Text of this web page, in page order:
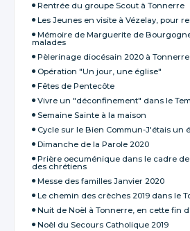
Rentrée du groupe Scout à Tonnerre
Les Jeunes en visite à Vézelay, pour
Mémoire de Marguerite de
malades
Pèlerinage diocésain 2020 à Tonnerre
Opération "Un jour, une église"
Fêtes de Pentecôte
Vivre un "déconfinement" dans le
Semaine Sainte à la maison
Cycle sur le Bien Commun-J'étais un
Dimanche de la Parole 2020
Prière oecuménique dans le cadre
des chrétiens
Messe des familles Janvier 2020
Le chemin des crèches 2019 dans le
Nuit de Noël à Tonnerre, en cette fin
Noël du Secours Catholique 2019